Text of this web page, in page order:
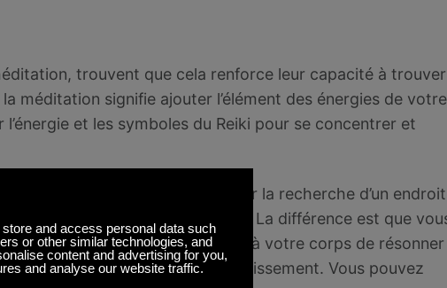
trouvent que cela renforce leur capacité à trouver
méditation signifie ajouter l’élément des énergies de votre
et les symboles du Reiki pour se concentrer et
méditation Reiki commence par la recherche d’un endroit
et la relaxation de votre esprit. La différence est que
votre corps. Vous permettez à votre corps de résonner
profonde relaxation et de rajeunissement. Vous pouvez